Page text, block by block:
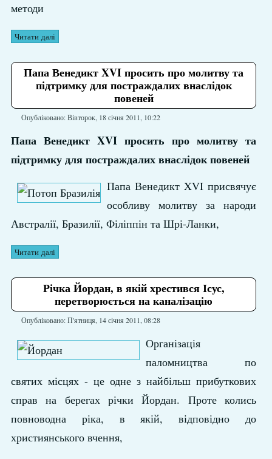
методи
Читати далі
Папа Венедикт XVI просить про молитву та
підтримку для постраждалих внаслідок
повеней
Опубліковано: Вівторок, 18 січня 2011, 10:22
Папа Венедикт XVI просить про молитву та
підтримку для постраждалих внаслідок повеней
Папа Венедикт XVI присвячує
особливу молитву за народи
Австралії, Бразилії, Філіппін та Шрі-Ланки,
Читати далі
Річка Йордан, в якій хрестився Ісус,
перетворюється на каналізацію
Опубліковано: П'ятниця, 14 січня 2011, 08:28
Організація
паломництва по
святих місцях - це одне з найбільш прибуткових
справ на берегах річки Йордан. Проте колись
повноводна ріка, в якій, відповідно до
християнського вчення,